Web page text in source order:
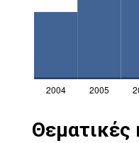
Θεματικές